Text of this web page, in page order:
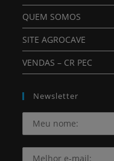
QUEM SOMOS
SITE AGROCAVE
VENDAS – CR PEC
Newsletter